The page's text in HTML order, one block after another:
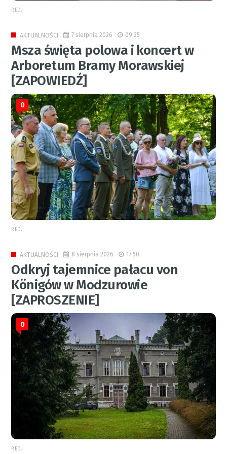
RED.
AKTUALNOŚCI 7 sierpnia 2026 09:25
Msza święta polowa i koncert w
Arboretum Bramy Morawskiej
[ZAPOWIEDŹ]
0
RED.
AKTUALNOŚCI 8 sierpnia 2026 17:50
Odkryj tajemnice pałacu von
Königów w Modzurowie
[ZAPROSZENIE]
0
RED.